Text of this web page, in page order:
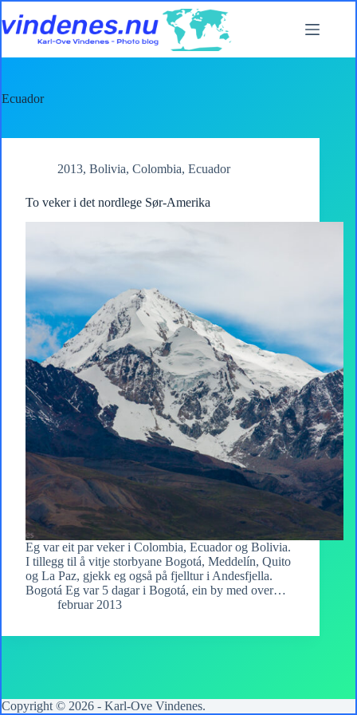
to
content
Ecuador
2013, Bolivia, Colombia, Ecuador
To veker i det nordlege Sør-Amerika
Eg var eit par veker i Colombia, Ecuador og Bolivia.
I tillegg til å vitje storbyane Bogotá, Meddelín, Quito
og La Paz, gjekk eg også på fjelltur i Andesfjella.
Bogotá Eg var 5 dagar i Bogotá, ein by med over…
februar 2013
Copyright © 2026 - Karl-Ove Vindenes.